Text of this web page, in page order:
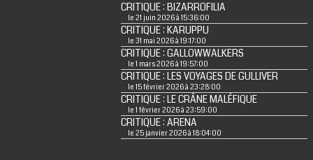
CRITIQUE : BIZARROFILIA
le 21 juin 2026 à 15:36:00
CRITIQUE : KARUPPU
le 31 mai 2026 à 19:17:00
CRITIQUE : GALLOWWALKERS
le 1 mars 2026 à 19:57:00
CRITIQUE : LES VOYAGES DE GULLIVER
le 15 février 2026 à 23:28:00
CRITIQUE : LE CRÂNE MALÉFIQUE
le 1 février 2026 à 23:59:00
CRITIQUE : ARENA
le 25 janvier 2026 à 18:04:00